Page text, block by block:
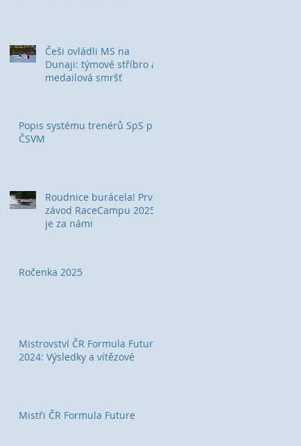
Češi ovládli MS na
Dunaji: týmové stříbro a
medailová smršť
Popis systému trenérů SpS při
ČSVM
Roudnice burácela! První
závod RaceCampu 2025
je za námi
Ročenka 2025
Mistrovství ČR Formula Future
2024: Výsledky a vítězové
Mistři ČR Formula Future